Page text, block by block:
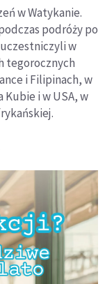
w Watykanie.
podróży po
w
tegorocznych
i Filipinach, w
Kubie i w USA, w